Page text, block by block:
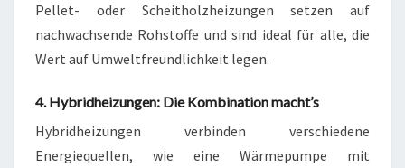
Pellet- oder Scheitholzheizungen setzen auf
nachwachsende Rohstoffe und sind ideal für alle, die
Wert auf Umweltfreundlichkeit legen.
4. Hybridheizungen: Die Kombination macht’s
Hybridheizungen verbinden verschiedene
Energiequellen, wie eine Wärmepumpe mit